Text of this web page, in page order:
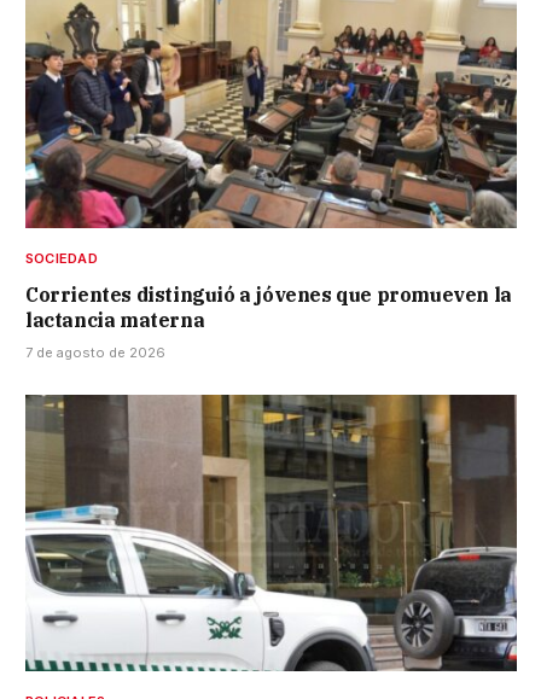
SOCIEDAD
Corrientes distinguió a jóvenes que promueven la
lactancia materna
7 de agosto de 2026